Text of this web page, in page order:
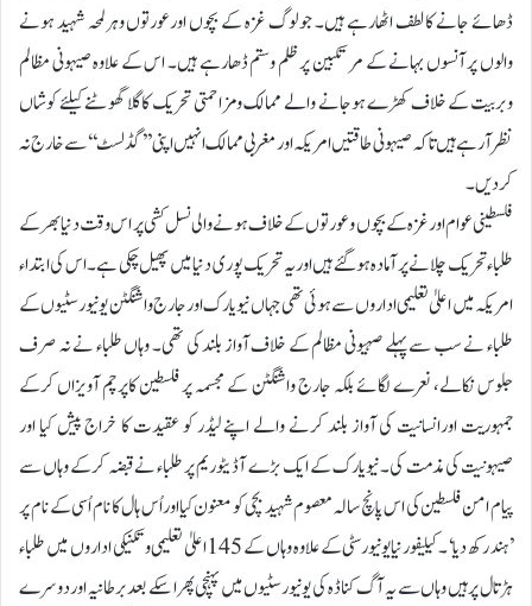
ڈھائے جانے کا لطف اٹھارہے ہیں۔ جو لوگ غزہ کے بچوں اورعورتوں وہرلمحہ شہید ہونے
والوں پر آنسوں بہانے کے مرتکبین پر ظلم وستم ڈھارہے ہیں۔ اس کے علاوہ صیہونی مظالم
وبربیت کے خلاف کھڑے ہوجانے والے ممالک ومزاحمتی تحریک کا گلا گھوٹنے کیلئے کوشاں
نظرآرہے ہیں تاکہ صیہونی طاقتیں امریکہ اور مغربی ممالک انہیں اپنی ’’گڈلسٹ‘‘ سے خارج نہ
کردیں۔
فلسطینی عوام اورغزہ کے بچوں وعورتوں کے خلاف ہونے والی نسل کشی پر اس وقت دنیا بھرکے
طلباء تحریک چلانے پر آمادہ ہوگئے ہیں اوریہ تحریک پوری دنیا میں پھیل چکی ہے۔ اس کی ابتداء
امریکہ میں اعلیٰ تعلیمی اداروں سے ہوئی تھی جہاں نیویارک اورجارج واشنگٹن یونیورسٹیوں کے
طلباء نے سب سے پہلے صہیونی مظالم کے خلاف آواز بلند کی تھی۔ وہاں طلباء نے نہ صرف
جلوس نکالے، نعرے لگائے بلکہ جارج واشنگٹن کے مجسمہ پر فلسطین کاپرچم آویزاں کرکے
جمہوریت اورانسانیت کی آواز بلند کرنے والے اپنے لیڈر کو عقیدت کا خراج پیش کیا اور
صیہونیت کی مذمت کی۔ نیویارک کے ایک بڑے آڈیٹوریم پر طلباء نے قبضہ کرکے وہاں سے
پیام امن فلسطین کی اس پانچ سالہ معصوم شہید بچی کو معنون کیااوراُس ہال کا نام اُسی کے نام پر
’ہند رکھ دیا‘۔کیلیفورنیایونیورسٹی کے علاوہ وہاں کے 145اعلیٰ تعلیمی وتکنیکی اداروں میں طلباء
ہڑتال پر ہیں وہاں سے یہ آگ کناڈہ کی یونیورسٹیوں میں پہنچی پھرا سکے بعد برطانیہ اوردوسرے